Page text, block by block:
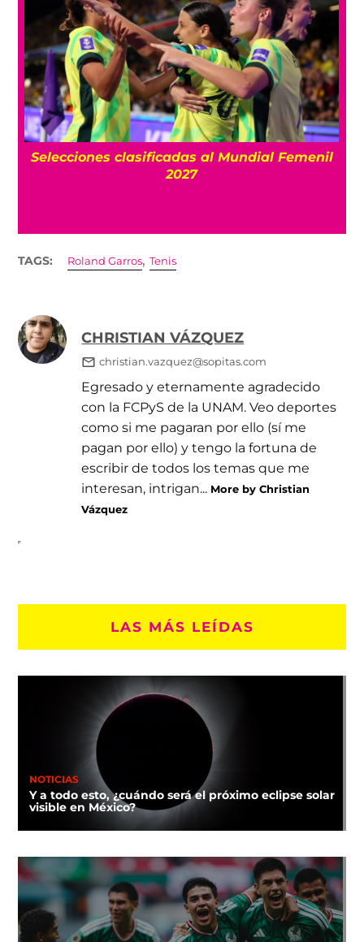
Según Jürgen Damm, “Solo son mexicanos
los nacidos en México”, pero ¿qué dice la
TAGS: Roland Garros,Tenis
CHRISTIAN VÁZQUEZ
christian.vazquez@sopitas.com
Egresado y eternamente agradecido
con la FCPyS de la UNAM. Veo deportes
como si me pagaran por ello (sí me
pagan por ello) y tengo la fortuna de
escribir de todos los temas que me
interesan, intrigan... More by Christian
Vázquez
LAS MÁS LEÍDAS
NOTICIAS
Y a todo esto, ¿cuándo será el próximo eclipse solar
visible en México?